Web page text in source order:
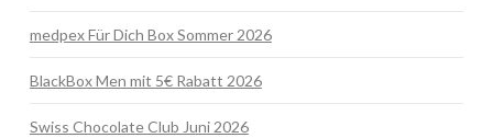
medpex Für Dich Box Sommer 2026
BlackBox Men mit 5€ Rabatt 2026
Swiss Chocolate Club Juni 2026